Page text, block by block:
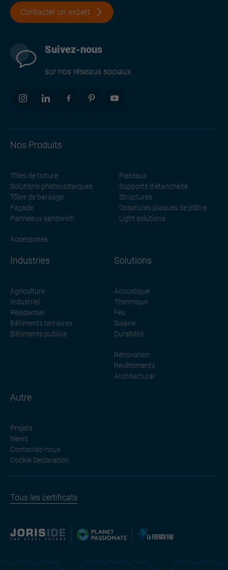
Contacter un expert
Suivez-nous
sur nos réseaux sociaux
Nos Produits
Tôles de toiture
Solutions photovoltaïques
Tôles de bardage
Façade
Panneaux sandwich
Plateaux
Supports d'étanchéité
Structures
Ossatures plaques de plâtre
Light solutions
Accessoires
Industries
Agriculture
Industriel
Résidentiel
Bâtiments tertiaires
Bâtiments publics
Solutions
Acoustique
Thermique
Feu
Solaire
Durabilité
Rénovation
Revêtements
Architectural
Autre
Projets
News
Contactez-nous
Cookie Declaration
Tous les certificats